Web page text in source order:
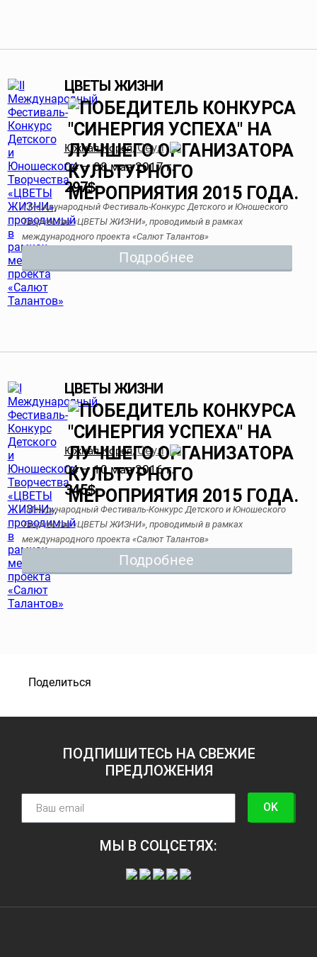
ЦВЕТЫ ЖИЗНИ
Южная Корея,Сеул
04 — 08 мая 2017 г.
297$
II Международный Фестиваль-Конкурс Детского и Юношеского
Творчества «ЦВЕТЫ ЖИЗНИ», проводимый в рамках
международного проекта «Салют Талантов»
Подробнее
ЦВЕТЫ ЖИЗНИ
Южная Корея,Сеул
04 — 10 мая 2016 г.
345$
I Международный Фестиваль-Конкурс Детского и Юношеского
Творчества «ЦВЕТЫ ЖИЗНИ», проводимый в рамках
международного проекта «Салют Талантов»
Подробнее
Поделиться
ПОДПИШИТЕСЬ НА СВЕЖИЕ
ПРЕДЛОЖЕНИЯ
OK
МЫ В СОЦСЕТЯХ: